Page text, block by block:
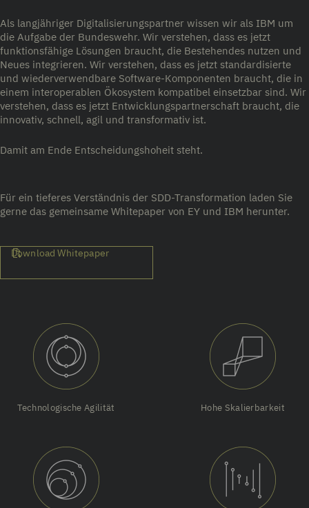
Als langjähriger Digitalisierungspartner wissen wir als IBM um
die Aufgabe der Bundeswehr. Wir verstehen, dass es jetzt
funktionsfähige Lösungen braucht, die Bestehendes nutzen und
Neues integrieren. Wir verstehen, dass es jetzt standardisierte
und wiederverwendbare Software-Komponenten braucht, die in
einem interoperablen Ökosystem kompatibel einsetzbar sind. Wir
verstehen, dass es jetzt Entwicklungspartnerschaft braucht, die
innovativ, schnell, agil und transformativ ist.
Damit am Ende Entscheidungshoheit steht.
Für ein tieferes Verständnis der SDD-Transformation laden Sie
gerne das gemeinsame Whitepaper von EY und IBM herunter.
Download Whitepaper
Technologische Agilität Hohe Skalierbarkeit